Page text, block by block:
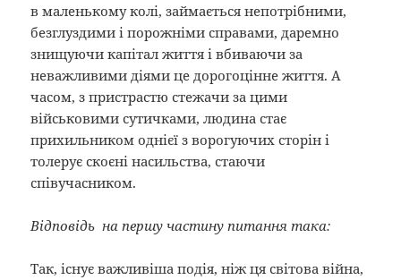
в маленькому колі, займається непотрібними,
безглуздими і порожніми справами, даремно
знищуючи капітал життя і вбиваючи за
неважливими діями це дорогоцінне життя. А
часом, з пристрастю стежачи за цими
військовими сутичками, людина стає
прихильником однієї з ворогуючих сторін і
толерує скоєні насильства, стаючи
співучасником.
Відповідь на першу частину питання така:
Так, існує важливіша подія, ніж ця світова війна,